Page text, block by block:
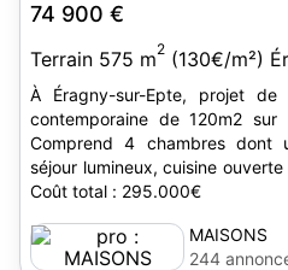
74 900 €
Terrain 575 m2 (130€/m²)
À Éragny-sur-Epte, projet de
contemporaine de 120m2
Comprend 4 chambres dont
séjour lumineux, cuisine
Coût total : 295.000€
MAISONS
FRANCE
244